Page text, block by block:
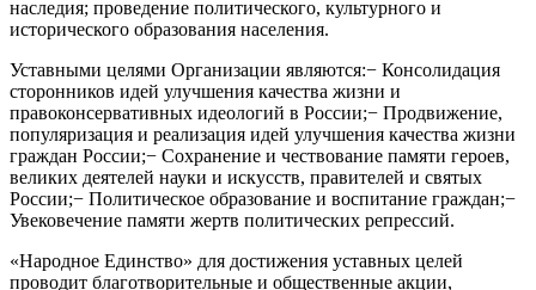
наследия; проведение политического, культурного и
исторического образования населения.
Уставными целями Организации являются:− Консолидация
сторонников идей улучшения качества жизни и
правоконсервативных идеологий в России;− Продвижение,
популяризация и реализация идей улучшения качества жизни
граждан России;− Сохранение и чествование памяти героев,
великих деятелей науки и искусств, правителей и святых
России;− Политическое образование и воспитание граждан;−
Увековечение памяти жертв политических репрессий.
«Народное Единство» для достижения уставных целей
проводит благотворительные и общественные акции,